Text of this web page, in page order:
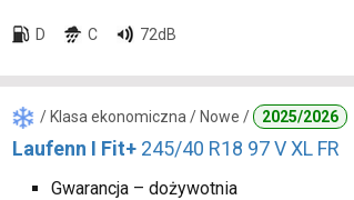
D C 72dB
/ Klasa ekonomiczna / Nowe / 2025/2026
Laufenn I Fit+ 245/40 R18 97 V XL FR
Gwarancja – dożywotnia